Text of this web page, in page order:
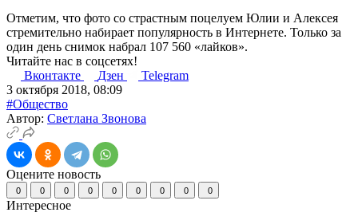
Отметим, что фото со страстным поцелуем Юлии и Алексея
стремительно набирает популярность в Интернете. Только за
один день снимок набрал 107 560 «лайков».
Читайте нас в соцсетях!
Вконтакте
Дзен
Telegram
3 октября 2018, 08:09
#Общество
Автор: Светлана Звонова
Оцените новость
0 0 0 0 0 0 0 0 0
Интересное